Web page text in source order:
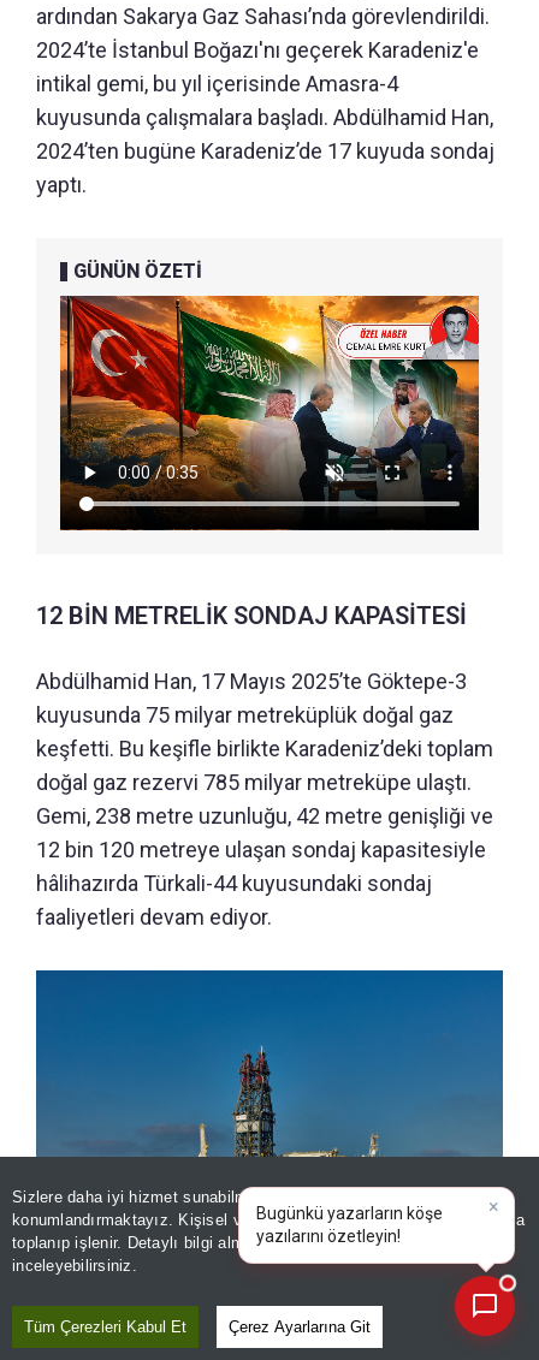
Sizlere daha iyi hizmet sunabilmek adına sitemizde
konumlandırmaktayız. Kişisel verileriniz, KVKK ve GDPR kapsamında
toplanıp işlenir. Detaylı bilgi almak içinAydınlatma Metnimizi
inceleyebilirsiniz.
Tüm Çerezleri Kabul Et Çerez Ayarlarına Git
ardından Sakarya Gaz Sahası’nda görevlendirildi.
2024’te İstanbul Boğazı'nı geçerek Karadeniz'e
intikal gemi, bu yıl içerisinde Amasra-4
kuyusunda çalışmalara başladı. Abdülhamid Han,
2024’ten bugüne Karadeniz’de 17 kuyuda sondaj
yaptı.
GÜNÜN ÖZETİ
12 BİN METRELİK SONDAJ KAPASİTESİ
Abdülhamid Han, 17 Mayıs 2025’te Göktepe-3
kuyusunda 75 milyar metreküplük doğal gaz
keşfetti. Bu keşifle birlikte Karadeniz’deki toplam
doğal gaz rezervi 785 milyar metreküpe ulaştı.
Gemi, 238 metre uzunluğu, 42 metre genişliği ve
12 bin 120 metreye ulaşan sondaj kapasitesiyle
hâlihazırda Türkali-44 kuyusundaki sondaj
faaliyetleri devam ediyor.
Abdülhamid Han ile gurur dolu 4 yıl
Bugünkü yazarların köşe yazı